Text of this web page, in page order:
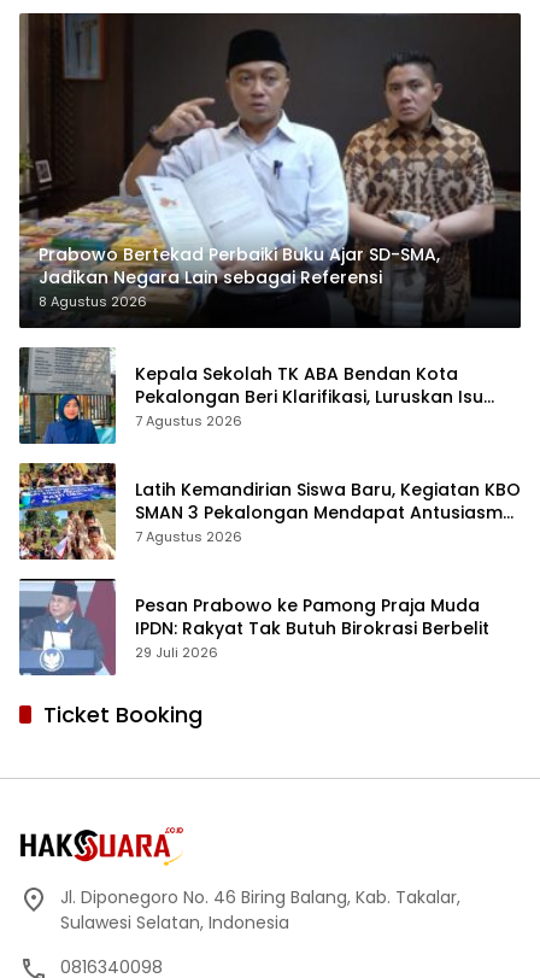
Prabowo Bertekad Perbaiki Buku Ajar SD-SMA,
Jadikan Negara Lain sebagai Referensi
8 Agustus 2026
Kepala Sekolah TK ABA Bendan Kota
Pekalongan Beri Klarifikasi, Luruskan Isu
Proyek Revitalisasi
7 Agustus 2026
Latih Kemandirian Siswa Baru, Kegiatan KBO
SMAN 3 Pekalongan Mendapat Antusiasme
dan Respon Positif Orang Tua Murid
7 Agustus 2026
Pesan Prabowo ke Pamong Praja Muda
IPDN: Rakyat Tak Butuh Birokrasi Berbelit
29 Juli 2026
Ticket Booking
Jl. Diponegoro No. 46 Biring Balang, Kab. Takalar,
Sulawesi Selatan, Indonesia
0816340098